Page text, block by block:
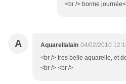
<br /> bonne
A Aquarellalain 04/02/2010
<br /> tres belle aquarelle, et
<br /> <br />